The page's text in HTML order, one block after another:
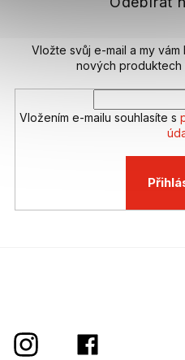
Vložte svůj e-mail a my
nových produktech
Vložením e-mailu souhlasíte s